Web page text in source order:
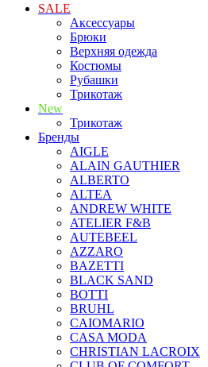
SALE
Аксессуары
Брюки
Верхняя одежда
Костюмы
Рубашки
Трикотаж
New
Трикотаж
Бренды
AIGLE
ALAIN GAUTHIER
ALBERTO
ALTEA
ANDREW WHITE
ATELIER F&B
AUTEBEEL
AZZARO
BAZETTI
BLACK SAND
BOTTI
BRUHL
CAIOMARIO
CASA MODA
CHRISTIAN LACROIX